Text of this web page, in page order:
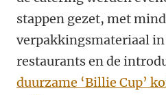
stappen gezet, met
verpakkingsmateriaal
restaurants en de
duurzame ‘Billie Cup’